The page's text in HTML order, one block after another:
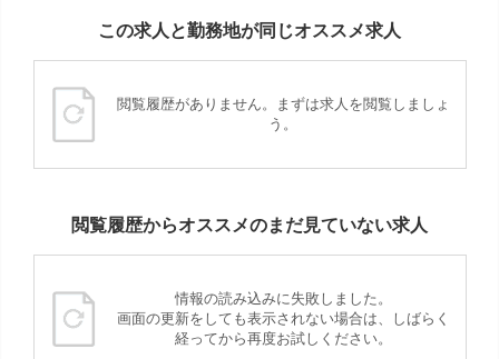
この求人と勤務地が同じオススメ求人
閲覧履歴がありません。まずは求人を閲覧しましょ
う。
閲覧履歴からオススメのまだ見ていない求人
情報の読み込みに失敗しました。
画面の更新をしても表示されない場合は、しばらく
経ってから再度お試しください。